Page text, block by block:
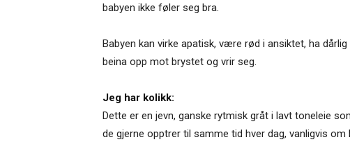
babyen ikke føler seg bra.
Babyen kan virke apatisk, være rød i ansiktet, ha
beina opp mot brystet og vrir seg.
Jeg har kolikk:
Dette er en jevn, ganske rytmisk gråt i lavt toneleie
de gjerne opptrer til samme tid hver dag, vanligvis om